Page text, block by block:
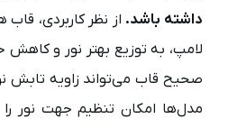
داشته باشد. از نظر کاربردی،
لامپ، به توزیع بهتر نور و
صحیح قاب می‌تواند زاویه تابش
مدل‌ها امکان تنظیم جهت نور